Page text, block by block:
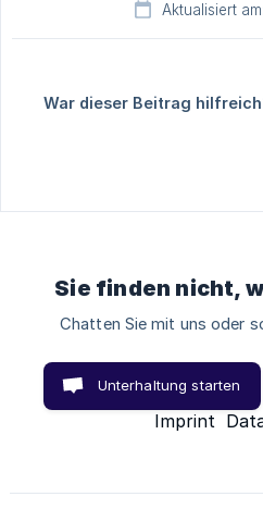
Aktualisiert
War dieser Beitrag
Sie finden nicht,
Chatten Sie mit uns oder
Unterhaltung starten
Imprint